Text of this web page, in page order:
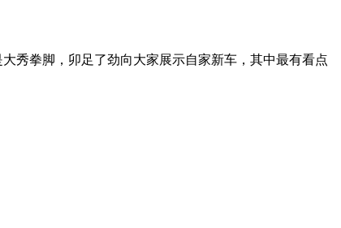
秀拳脚，卯足了劲向大家展示自家新车，其中最有看点